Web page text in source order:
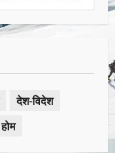
देश-विदेश
होम